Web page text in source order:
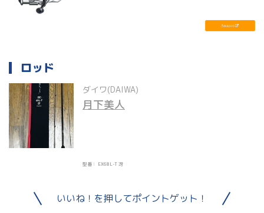
ロッド
ダイワ(DAIWA)
月下美人
型番： EX68L-T 冴
いいね！を押してポイントゲット！